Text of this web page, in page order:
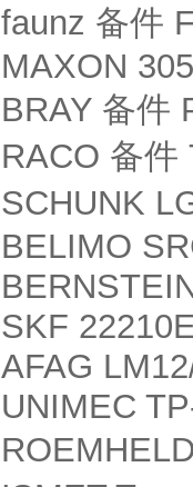
faunz 备件
MAXON
BRAY 备件
RACO 备件
SCHUNK
BELIMO
SKF
AFAG
UNIMEC